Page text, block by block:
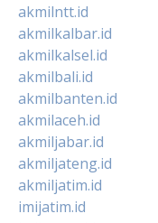
akmilntt.id
akmilkalbar.id
akmilkalsel.id
akmilbali.id
akmilbanten.id
akmilaceh.id
akmiljabar.id
akmiljateng.id
akmiljatim.id
imijatim.id